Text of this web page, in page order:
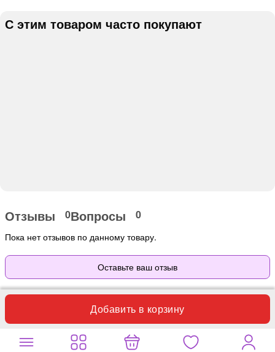
Добавить в корзину
С этим товаром часто покупают
Отзывы 0Вопросы 0
Пока нет отзывов по данному товару.
Оставьте ваш отзыв
4671 отзывна другие
товары
CLEVER